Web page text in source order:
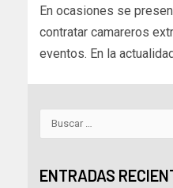
En ocasiones se
contratar camareros
eventos. En la
ENTRADAS